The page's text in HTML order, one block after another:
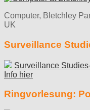
Computer, Bletchley
UK
Surveillance
Surveillance
Info hier
Ringvorlesung: